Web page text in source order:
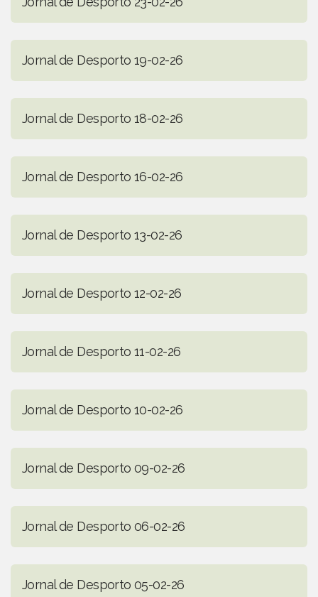
Jornal de Desporto 19-02-26
Jornal de Desporto 18-02-26
Jornal de Desporto 16-02-26
Jornal de Desporto 13-02-26
Jornal de Desporto 12-02-26
Jornal de Desporto 11-02-26
Jornal de Desporto 10-02-26
Jornal de Desporto 09-02-26
Jornal de Desporto 06-02-26
Jornal de Desporto 05-02-26